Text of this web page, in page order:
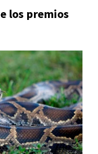
los premios